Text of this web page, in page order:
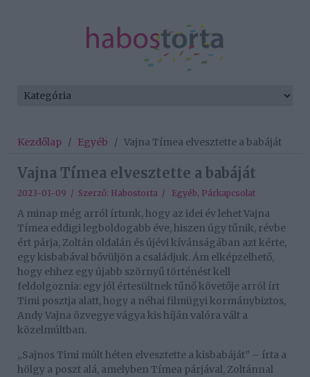
Kezdőlap / Egyéb / Vajna Tímea elvesztette a babáját
Vajna Tímea elvesztette a babáját
2023-01-09 / Szerző: Habostorta / Egyéb, Párkapcsolat
A minap még arról írtunk, hogy az idei év lehet Vajna
Tímea eddigi legboldogabb éve, hiszen úgy tűnik, révbe
ért párja, Zoltán oldalán és újévi kívánságában azt kérte,
egy kisbabával bővüljön a családjuk. Ám elképzelhető,
hogy ehhez egy újabb szörnyű történést kell
feldolgoznia: egy jól értesültnek tűnő követője arról írt
Timi posztja alatt, hogy a néhai filmügyi kormánybiztos,
Andy Vajna özvegye vágya kis híján valóra vált a
közelmúltban.
„Sajnos Timi múlt héten elvesztette a kisbabáját” – írta a
hölgy a poszt alá, amelyben Tímea párjával, Zoltánnal